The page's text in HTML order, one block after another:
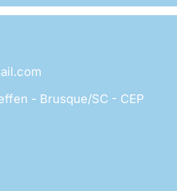
- Brusque/SC - CEP